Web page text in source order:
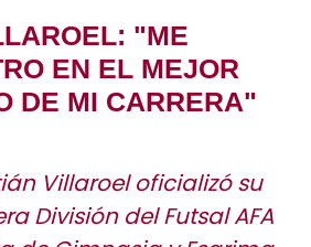
"ME
EN EL MEJOR
DE MI CARRERA"
Villaroel oficializó su
División del Futsal AFA